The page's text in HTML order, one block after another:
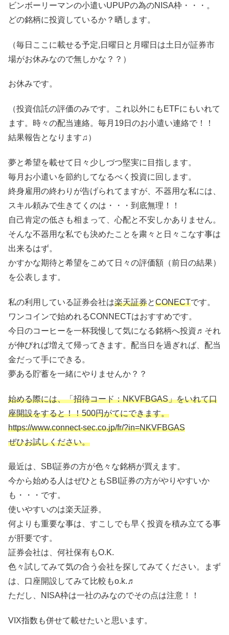
ビンボーリーマンの小遣いUPUPの為のNISA枠・・・。
どの銘柄に投資しているか？晒します。
（毎日ここに載せる予定,日曜日と月曜日は土日が証券市
場がお休みなので無しかな？？）
お休みです。
（投資信託の評価のみです。これ以外にもETFにもいれて
ます。時々の配当連絡。毎月19日のお小遣い連絡で！！
結果報告となります♫）
夢と希望を載せて日々少しづつ堅実に目指します。
毎月お小遣いを節約してなるべく投資に回します。
終身雇用の終わりが告げられてますが、不器用な私には、
スキル頼みで生きてくのは・・・到底無理！！
自己肯定の低さも相まって、心配と不安しかありません。
そんな不器用な私でも決めたことを粛々と日々こなす事は
出来るはず。
かすかな期待と希望をこめて日々の評価額（前日の結果）
を公表します。
私の利用している証券会社は楽天証券とCONECTです。
ワンコインで始めれるCONNECTはおすすめです。
今日のコーヒーを一杯我慢して気になる銘柄へ投資♬それ
が伸びれば増えて帰ってきます。配当日を過ぎれば、配当
金だって手にできる。
夢ある貯蓄を一緒にやりませんか？？
始める際には、「招待コード：NKVFBGAS」をいれて口
座開設をすると！！500円がてにできます。
https://www.connect-sec.co.jp/fr/?in=NKVFBGAS
ぜひお試しください。
最近は、SBI証券の方が色々な銘柄が買えます。
今から始める人はぜひともSBI証券の方がやりやすいか
も・・・です。
使いやすいのは楽天証券。
何よりも重要な事は、すこしでも早く投資を積み立てる事
が肝要です。
証券会社は、何社保有もO.K.
色々試してみて気の合う会社を探してみてください。まず
は、口座開設してみて比較もo.k.♬
ただし、NISA枠は一社のみなのでその点は注意！！
VIX指数も併せて載せたいと思います。